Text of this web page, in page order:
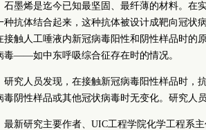
石墨烯是迄今已知最坚固、最纤薄的材料。在
种抗体结合起来，这种抗体被设计成靶向冠状
接触人工唾液内新冠病毒阳性和阴性样品时的
毒——如中东呼吸综合征存在时的情况。
研究人员发现，在接触新冠病毒阳性样品时，
毒阴性样品或其他冠状病毒时无变化。研究人
最新研究主要作者、UIC工程学院化学工程系